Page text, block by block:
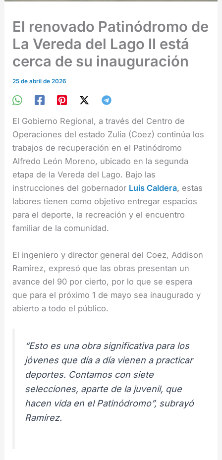
El renovado Patinódromo de
La Vereda del Lago II está
cerca de su inauguración
25 de abril de 2026
El Gobierno Regional, a través del Centro de
Operaciones del estado Zulia (Coez) continúa los
trabajos de recuperación en el Patinódromo
Alfredo León Moreno, ubicado en la segunda
etapa de la Vereda del Lago. Bajo las
instrucciones del gobernador Luis Caldera, estas
labores tienen como objetivo entregar espacios
para el deporte, la recreación y el encuentro
familiar de la comunidad.
El ingeniero y director general del Coez, Addison
Ramírez, expresó que las obras presentan un
avance del 90 por cierto, por lo que se espera
que para el próximo 1 de mayo sea inaugurado y
abierto a todo el público.
“Esto es una obra significativa para los
jóvenes que día a día vienen a practicar
deportes. Contamos con siete
selecciones, aparte de la juvenil, que
hacen vida en el Patinódromo”, subrayó
Ramírez.